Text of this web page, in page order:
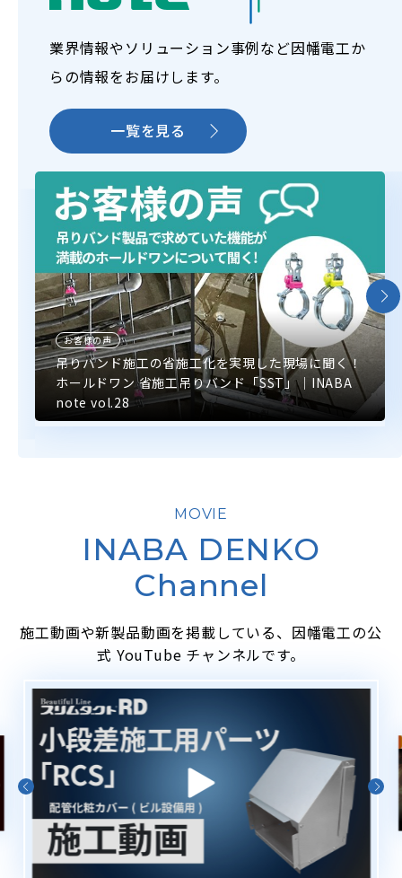
業界情報やソリューション事例など因幡電工か
らの情報をお届けします。
一覧を見る
お客様の声
吊りバンド施工の省施工化を実現した現場に聞く！
ホールドワン 省施工吊りバンド「SST」｜INABA
note vol.28
MOVIE
INABA DENKO
Channel
施工動画や新製品動画を掲載している、因幡電工の公
式 YouTube チャンネルです。